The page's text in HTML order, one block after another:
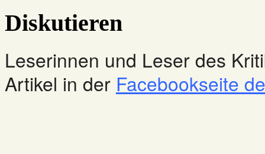
Diskutieren
Leserinnen und Leser des
Artikel in der Facebookseite